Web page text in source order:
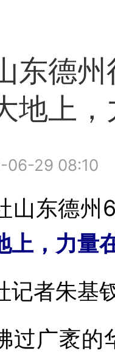
东德州
地上，
06-29 08:10
山东德
上，力量
记者朱基
广袤的